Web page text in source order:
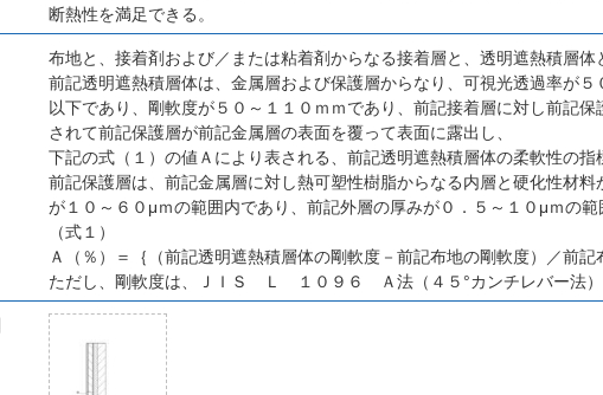
断熱性を満足できる。
布地と、接着剤および／または粘着剤からなる接着層と、透明遮熱積層体
前記透明遮熱積層体は、金属層および保護層からなり、可視光透過率が
以下であり、剛軟度が５０～１１０ｍｍであり、前記接着層に対し前記
されて前記保護層が前記金属層の表面を覆って表面に露出し、
下記の式（１）の値Ａにより表される、前記透明遮熱積層体の柔軟性の指
前記保護層は、前記金属層に対し熱可塑性樹脂からなる内層と硬化性材
が１０～６０μｍの範囲内であり、前記外層の厚みが０．５～１０μｍの範
（式１）
Ａ（％）＝｛（前記透明遮熱積層体の剛軟度－前記布地の剛軟度）／前記
ただし、剛軟度は、ＪＩＳ Ｌ １０９６ Ａ法（４５°カンチレバー法）